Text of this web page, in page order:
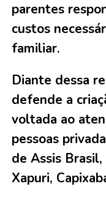
parentes
custos
familiar.
Diante dessa
defende a
voltada ao
pessoas
de Assis
Xapuri,